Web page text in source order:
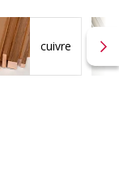
cuivre